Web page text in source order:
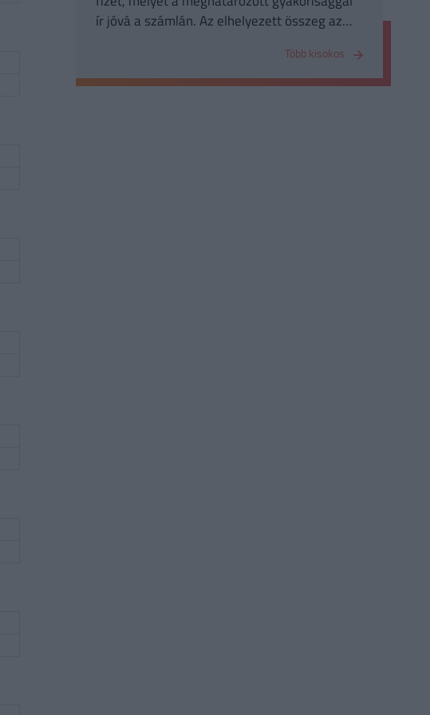
ír jóvá a számlán. Az elhelyezett összeg az
Több kisokos